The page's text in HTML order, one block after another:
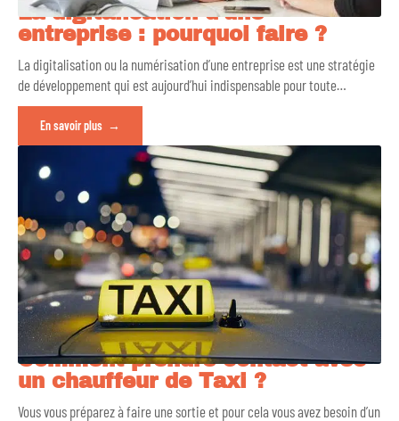
La digitalisation d’une
entreprise : pourquoi faire ?
La digitalisation ou la numérisation d’une entreprise est une stratégie
de développement qui est aujourd’hui indispensable pour toute…
En savoir plus
Comment prendre contact avec
un chauffeur de Taxi ?
Vous vous préparez à faire une sortie et pour cela vous avez besoin d’un